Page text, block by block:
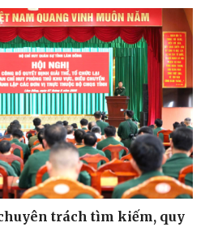
trách tìm kiếm, quy